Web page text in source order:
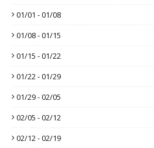
01/01 - 01/08
01/08 - 01/15
01/15 - 01/22
01/22 - 01/29
01/29 - 02/05
02/05 - 02/12
02/12 - 02/19